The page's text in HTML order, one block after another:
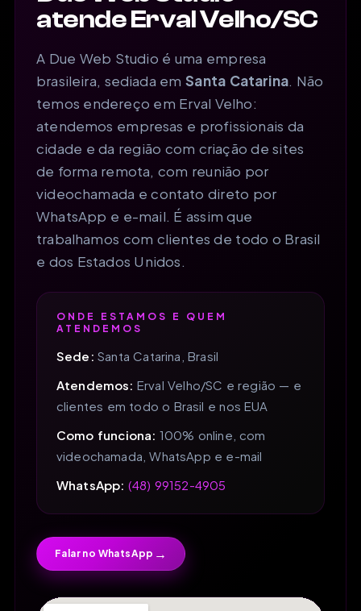
atende Erval Velho/SC
A Due Web Studio é uma empresa
brasileira, sediada emSanta Catarina. Não
temos endereço em Erval Velho:
atendemos empresas e profissionais da
cidade e da região com criação de sites
de forma remota, com reunião por
videochamada e contato direto por
WhatsApp e e-mail. É assim que
trabalhamos com clientes de todo o Brasil
e dos Estados Unidos.
ONDE ESTAMOS E QUEM
ATENDEMOS
Sede: Santa Catarina, Brasil
Atendemos: Erval Velho/SC e região — e
clientes em todo o Brasil e nos EUA
Como funciona: 100% online, com
videochamada, WhatsApp e e-mail
WhatsApp: (48) 99152-4905
Falar no WhatsApp →